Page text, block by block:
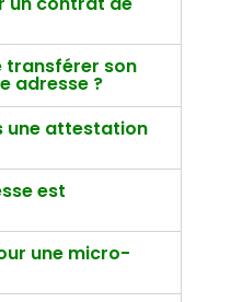
transférer son
adresse ?
une attestation
est
une micro-